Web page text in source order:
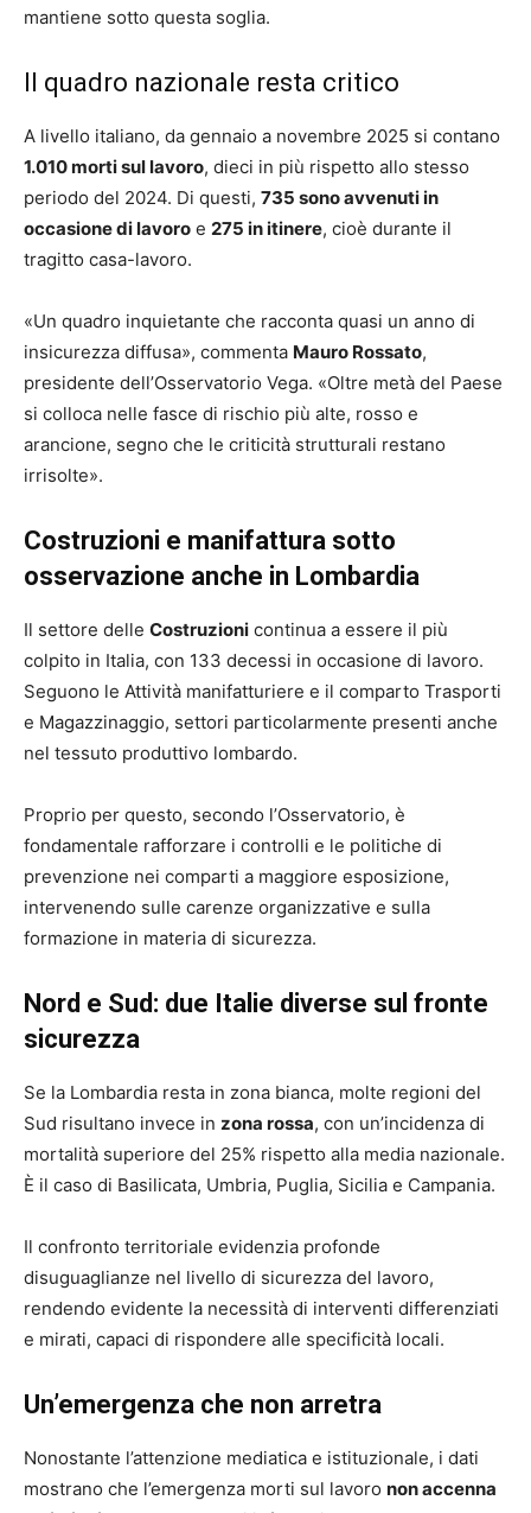
mantiene sotto questa soglia.
Il quadro nazionale resta critico
A livello italiano, da gennaio a novembre 2025 si contano
1.010 morti sul lavoro, dieci in più rispetto allo stesso
periodo del 2024. Di questi, 735 sono avvenuti in
occasione di lavoro e 275 in itinere, cioè durante il
tragitto casa-lavoro.
«Un quadro inquietante che racconta quasi un anno di
insicurezza diffusa», commenta Mauro Rossato,
presidente dell’Osservatorio Vega. «Oltre metà del Paese
si colloca nelle fasce di rischio più alte, rosso e
arancione, segno che le criticità strutturali restano
irrisolte».
Costruzioni e manifattura sotto
osservazione anche in Lombardia
Il settore delle Costruzioni continua a essere il più
colpito in Italia, con 133 decessi in occasione di lavoro.
Seguono le Attività manifatturiere e il comparto Trasporti
e Magazzinaggio, settori particolarmente presenti anche
nel tessuto produttivo lombardo.
Proprio per questo, secondo l’Osservatorio, è
fondamentale rafforzare i controlli e le politiche di
prevenzione nei comparti a maggiore esposizione,
intervenendo sulle carenze organizzative e sulla
formazione in materia di sicurezza.
Nord e Sud: due Italie diverse sul fronte
sicurezza
Se la Lombardia resta in zona bianca, molte regioni del
Sud risultano invece in zona rossa, con un’incidenza di
mortalità superiore del 25% rispetto alla media nazionale.
È il caso di Basilicata, Umbria, Puglia, Sicilia e Campania.
Il confronto territoriale evidenzia profonde
disuguaglianze nel livello di sicurezza del lavoro,
rendendo evidente la necessità di interventi differenziati
e mirati, capaci di rispondere alle specificità locali.
Un’emergenza che non arretra
Nonostante l’attenzione mediatica e istituzionale, i dati
mostrano che l’emergenza morti sul lavoro non accenna